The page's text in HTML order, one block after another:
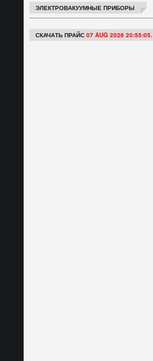
ЭЛЕКТРОВАКУУМНЫЕ ПРИБОРЫ
СКАЧАТЬ ПРАЙС 07 AUG 2026 20:55:05.